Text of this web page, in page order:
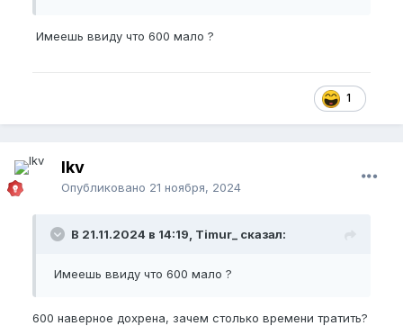
Имеешь ввиду что 600 мало ?
1
lkv
Опубликовано 21 ноября, 2024
В 21.11.2024 в 14:19, Timur_ сказал:
Имеешь ввиду что 600 мало ?
600 наверное дохрена, зачем столько времени тратить?